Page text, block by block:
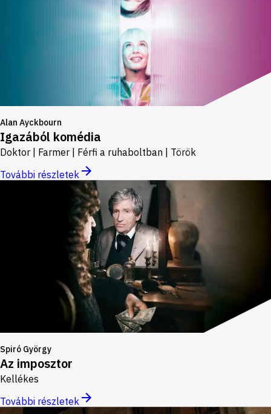
Alan Ayckbourn
Igazából komédia
Doktor | Farmer | Férfi a ruhaboltban | Török
További részletek
Spiró György
Az imposztor
Kellékes
További részletek